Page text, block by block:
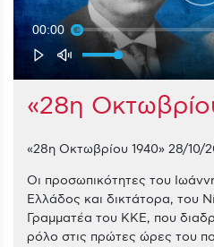
00:00
«28η
«28η Οκτωβρίου 1940» 28/10/
Οι προσωπικότητες του
Ελλάδος και δικτάτορα, του
Γραμματέα του ΚΚΕ, που
ρόλο στις πρώτες ώρες του